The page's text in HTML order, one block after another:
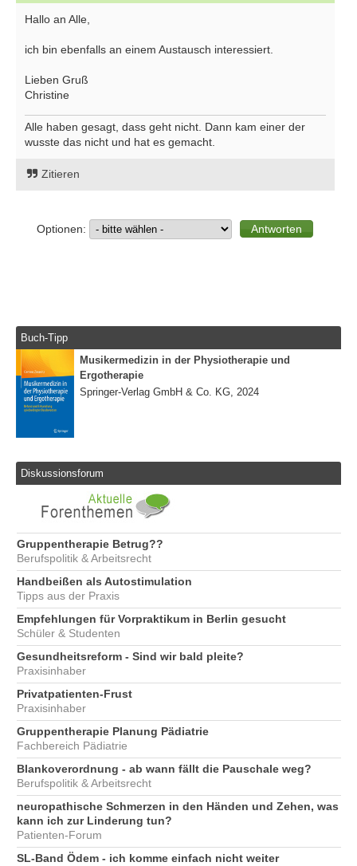
Hallo an Alle,
ich bin ebenfalls an einem Austausch interessiert.
Lieben Gruß
Christine
Alle haben gesagt, dass geht nicht. Dann kam einer der
wusste das nicht und hat es gemacht.
Zitieren
Optionen:
Buch-Tipp
Musikermedizin in der Physiotherapie und
Ergotherapie
Springer-Verlag GmbH & Co. KG, 2024
Diskussionsforum
Gruppentherapie Betrug??
Berufspolitik & Arbeitsrecht
Handbeißen als Autostimulation
Tipps aus der Praxis
Empfehlungen für Vorpraktikum in Berlin gesucht
Schüler & Studenten
Gesundheitsreform - Sind wir bald pleite?
Praxisinhaber
Privatpatienten-Frust
Praxisinhaber
Gruppentherapie Planung Pädiatrie
Fachbereich Pädiatrie
Blankoverordnung - ab wann fällt die Pauschale weg?
Berufspolitik & Arbeitsrecht
neuropathische Schmerzen in den Händen und Zehen, was
kann ich zur Linderung tun?
Patienten-Forum
SL-Band Ödem - ich komme einfach nicht weiter